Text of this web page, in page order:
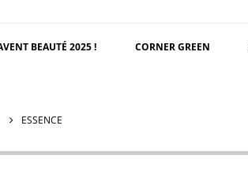
BEAUTÉ 2025 ! CORNER GREEN
ESSENCE